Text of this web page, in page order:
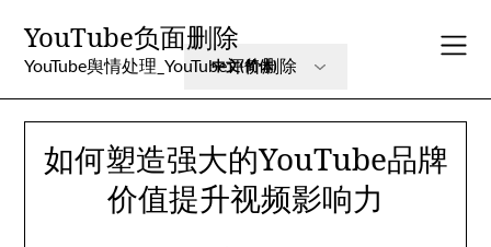
content
YouTube负面删除
YouTube舆情处理_YouTube评价删除
如何塑造强大的YouTube品牌
价值提升视频影响力